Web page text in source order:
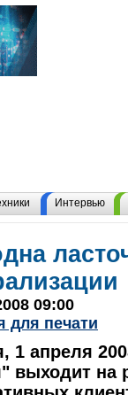
Интервью
09:00
для печати
1 апреля
выходит на